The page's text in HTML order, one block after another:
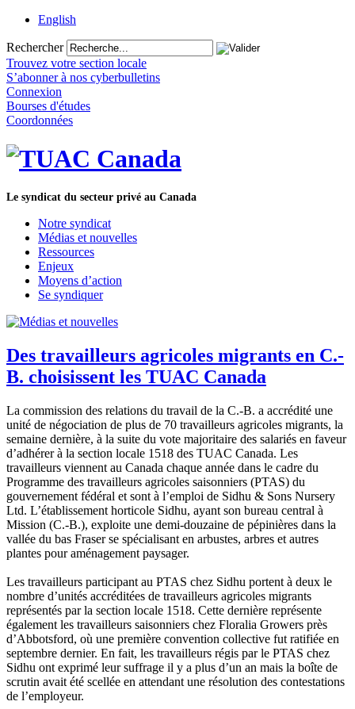
English
Rechercher
Trouvez votre section locale
S’abonner à nos cyberbulletins
Connexion
Bourses d'études
Coordonnées
Le syndicat du secteur privé au Canada
Notre syndicat
Médias et nouvelles
Ressources
Enjeux
Moyens d’action
Se syndiquer
Des travailleurs agricoles migrants en C.-
B. choisissent les TUAC Canada
La commission des relations du travail de la C.-B. a accrédité une
unité de négociation de plus de 70 travailleurs agricoles migrants, la
semaine dernière, à la suite du vote majoritaire des salariés en faveur
d’adhérer à la section locale 1518 des TUAC Canada. Les
travailleurs viennent au Canada chaque année dans le cadre du
Programme des travailleurs agricoles saisonniers (PTAS) du
gouvernement fédéral et sont à l’emploi de Sidhu & Sons Nursery
Ltd. L’établissement horticole Sidhu, ayant son bureau central à
Mission (C.-B.), exploite une demi-douzaine de pépinières dans la
vallée du bas Fraser se spécialisant en arbustes, arbres et autres
plantes pour aménagement paysager.
Les travailleurs participant au PTAS chez Sidhu portent à deux le
nombre d’unités accréditées de travailleurs agricoles migrants
représentés par la section locale 1518. Cette dernière représente
également les travailleurs saisonniers chez Floralia Growers près
d’Abbotsford, où une première convention collective fut ratifiée en
septembre dernier. En fait, les travailleurs régis par le PTAS chez
Sidhu ont exprimé leur suffrage il y a plus d’un an mais la boîte de
scrutin avait été scellée en attendant une résolution des contestations
de l’employeur.